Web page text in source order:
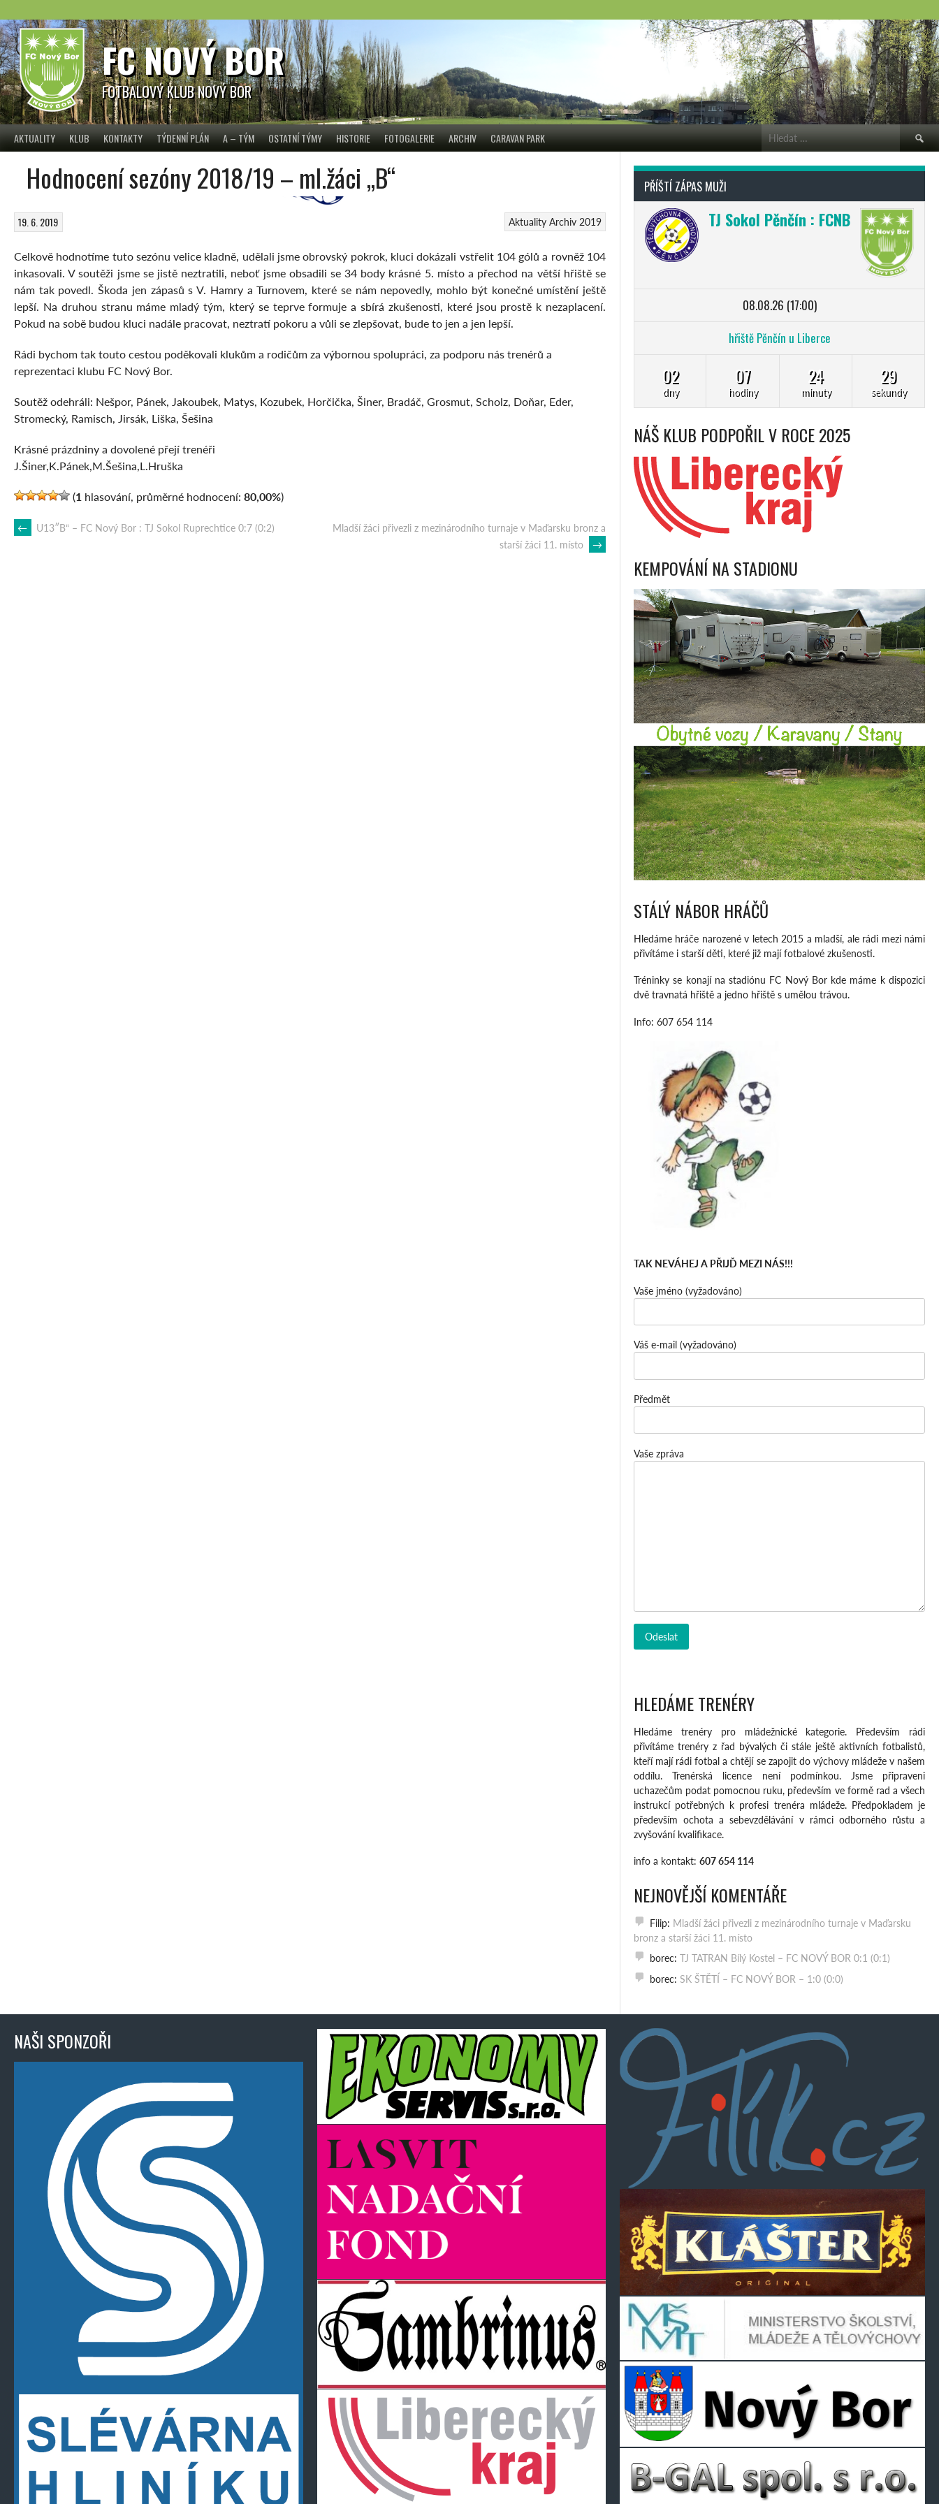
to
content
FC NOVÝ BOR
FOTBALOVÝ KLUB NOVÝ BOR
AKTUALITY KLUB KONTAKTY TÝDENNÍ PLÁN A – TÝM OSTATNÍ TÝMY HISTORIE FOTOGALERIE ARCHIV CARAVAN PARK
Hodnocení sezóny 2018/19 – ml.žáci „B“
Aktuality Archiv 2019
19. 6. 2019
Celkově hodnotíme tuto sezónu velice kladně, udělali jsme obrovský pokrok, kluci dokázali vstřelit 104 gólů a rovněž 104
inkasovali. V soutěži jsme se jistě neztratili, neboť jsme obsadili se 34 body krásné 5. místo a přechod na větší hřiště se
nám tak povedl. Škoda jen zápasů s V. Hamry a Turnovem, které se nám nepovedly, mohlo být konečné umístění ještě
lepší. Na druhou stranu máme mladý tým, který se teprve formuje a sbírá zkušenosti, které jsou prostě k nezaplacení.
Pokud na sobě budou kluci nadále pracovat, neztratí pokoru a vůli se zlepšovat, bude to jen a jen lepší.
Rádi bychom tak touto cestou poděkovali klukům a rodičům za výbornou spolupráci, za podporu nás trenérů a
reprezentaci klubu FC Nový Bor.
Soutěž odehráli: Nešpor, Pánek, Jakoubek, Matys, Kozubek, Horčička, Šiner, Bradáč, Grosmut, Scholz, Doňar, Eder,
Stromecký, Ramisch, Jirsák, Liška, Šešina
Krásné prázdniny a dovolené přejí trenéři
J.Šiner,K.Pánek,M.Šešina,L.Hruška
(1 hlasování, průměrné hodnocení: 80,00%)
POST
← U13″B“ – FC Nový Bor : TJ Sokol Ruprechtice 0:7 (0:2)
Mladší žáci přivezli z mezinárodního turnaje v Maďarsku bronz a
starší žáci 11. místo
→
PŘÍŠTÍ ZÁPAS MUŽI
TJ Sokol Pěnčín : FCNB
08.08.26 (17:00)
hřiště Pěnčín u Liberce
02
dny
07
hodiny
24
minuty
28
sekundy
NÁŠ KLUB PODPOŘIL V ROCE 2025
KEMPOVÁNÍ NA STADIONU
STÁLÝ NÁBOR HRÁČŮ
Hledáme hráče narozené v letech 2015 a mladší, ale rádi mezi námi
přivítáme i starší děti, které již mají fotbalové zkušenosti.
Tréninky se konají na stadiónu FC Nový Bor kde máme k dispozici
dvě travnatá hřiště a jedno hřiště s umělou trávou.
Info: 607 654 114
TAK NEVÁHEJ A PŘIJĎ MEZI NÁS!!!
Vaše jméno (vyžadováno)
Váš e-mail (vyžadováno)
Předmět
Vaše zpráva
HLEDÁME TRENÉRY
Hledáme trenéry pro mládežnické kategorie. Především rádi
přivítáme trenéry z řad bývalých či stále ještě aktivních fotbalistů,
kteří mají rádi fotbal a chtějí se zapojit do výchovy mládeže v našem
oddílu. Trenérská licence není podmínkou. Jsme připraveni
uchazečům podat pomocnou ruku, především ve formě rad a všech
instrukcí potřebných k profesi trenéra mládeže. Předpokladem je
především ochota a sebevzdělávání v rámci odborného růstu a
zvyšování kvalifikace.
info a kontakt:607 654 114
NEJNOVĚJŠÍ KOMENTÁŘE
Filip: Mladší žáci přivezli z mezinárodního turnaje v Maďarsku
bronz a starší žáci 11. místo
borec: TJ TATRAN Bílý Kostel – FC NOVÝ BOR 0:1 (0:1)
borec: SK ŠTĚTÍ – FC NOVÝ BOR – 1:0 (0:0)
NAŠI SPONZOŘI